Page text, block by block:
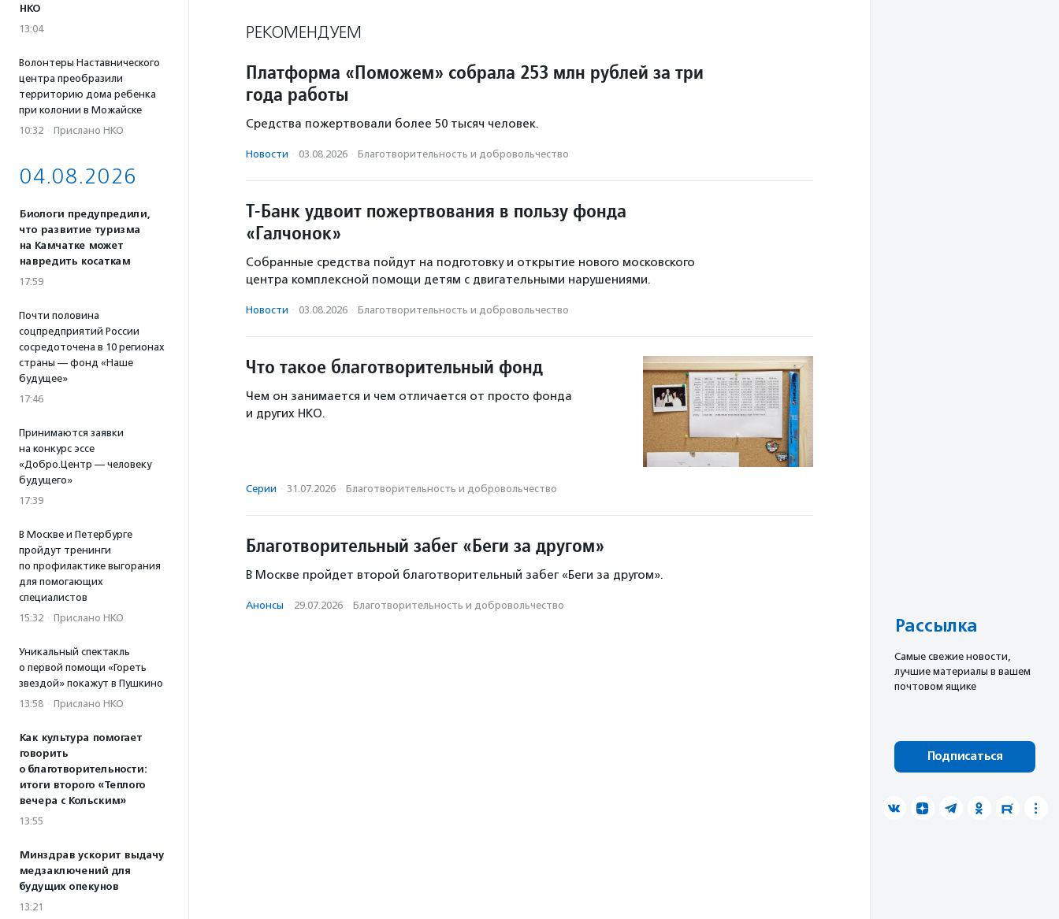
НКО
13:04
Волонтеры Наставнического
центра преобразили
территорию дома ребенка
при колонии в Можайске
10:32 · Прислано НКО
04.08.2026
Биологи предупредили,
что развитие туризма
на Камчатке может
навредить косаткам
17:59
Почти половина
соцпредприятий России
сосредоточена в 10 регионах
страны — фонд «Наше
будущее»
17:46
Принимаются заявки
на конкурс эссе
«Добро.Центр — человеку
будущего»
17:39
В Москве и Петербурге
пройдут тренинги
по профилактике выгорания
для помогающих
специалистов
15:32 · Прислано НКО
Уникальный спектакль
о первой помощи «Гореть
звездой» покажут в Пушкино
13:58 · Прислано НКО
Как культура помогает
говорить
о благотворительности:
итоги второго «Теплого
вечера с Кольским»
13:55
Минздрав ускорит выдачу
медзаключений для
будущих опекунов
13:21
РЕКОМЕНДУЕМ
Платформа «Поможем» собрала 253 млн рублей за три
года работы
Средства пожертвовали более 50 тысяч человек.
Новости · 03.08.2026 · Благотвори­тель­ность и доброволь­чест­во
Т-Банк удвоит пожертвования в пользу фонда
«Галчонок»
Собранные средства пойдут на подготовку и открытие нового московского
центра комплексной помощи детям с двигательными нарушениями.
Новости · 03.08.2026 · Благотвори­тель­ность и доброволь­чест­во
Что такое благотворительный фонд
Чем он занимается и чем отличается от просто фонда
и других НКО.
Серии · 31.07.2026 · Благотвори­тель­ность и доброволь­чест­во
Благотворительный забег «Беги за другом»
В Москве пройдет второй благотворительный забег «Беги за другом».
Анонсы · 29.07.2026 · Благотвори­тель­ность и доброволь­чест­во
Рассылка
Cамые свежие новости,
лучшие материалы в вашем
почтовом ящике
Подписаться